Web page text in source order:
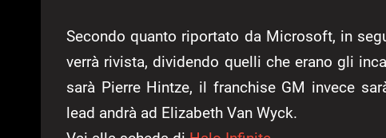
Secondo quanto riportato da Microsoft, in
verrà rivista, dividendo quelli che erano gli
sarà Pierre Hintze, il franchise GM invece
lead andrà ad Elizabeth Van Wyck.